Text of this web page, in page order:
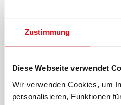
Zustimmung
Diese Webseite verwendet
Wir verwenden Cookies, um
personalisieren, Funktionen
edition). Philadelphia: Wolters
Davison, G. C., Neale, J. M. &
Für eine vollständige
bitte
marketing@dhfpg-bsa.de